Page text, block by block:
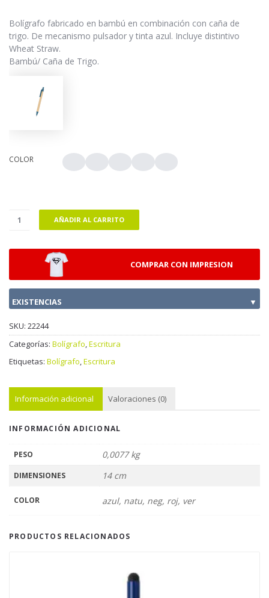
Bolígrafo fabricado en bambú en combinación con caña de
trigo. De mecanismo pulsador y tinta azul. Incluye distintivo
Wheat Straw.
Bambú/ Caña de Trigo.
COLOR
AÑADIR AL CARRITO
COMPRAR CON IMPRESION
EXISTENCIAS ▼
SKU: 22244
Categorías: Bolígrafo,Escritura
Etiquetas: Bolígrafo,Escritura
Información adicional Valoraciones (0)
INFORMACIÓN ADICIONAL
PESO 0,0077 kg
DIMENSIONES 14 cm
COLOR azul, natu, neg, roj, ver
PRODUCTOS RELACIONADOS